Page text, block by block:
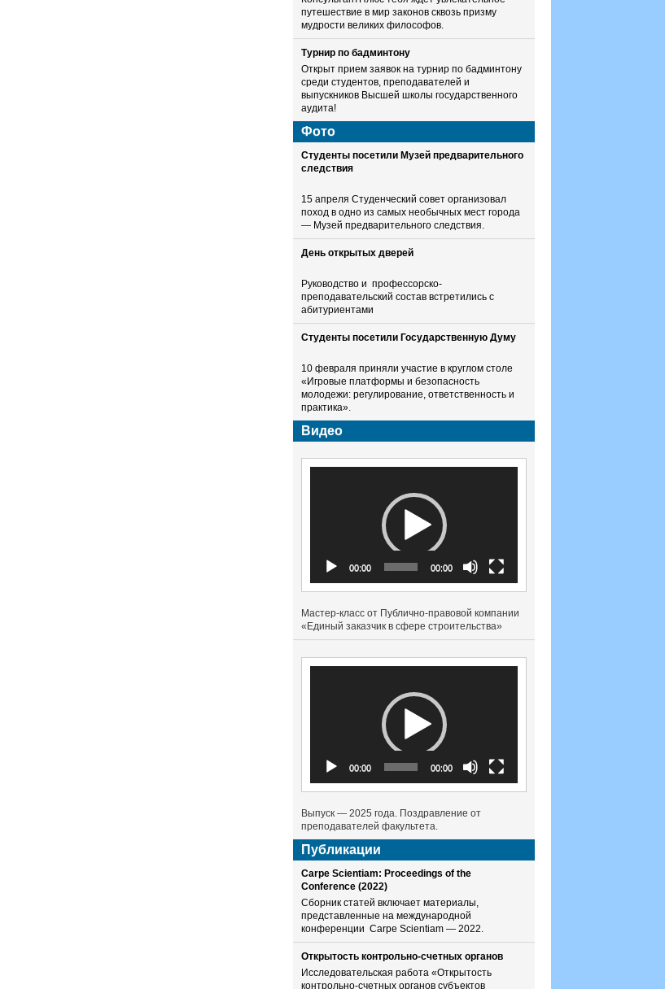
путешествие в мир законов сквозь призму
мудрости великих философов.
Турнир по бадминтону
Открыт прием заявок на турнир по бадминтону
среди студентов, преподавателей и
выпускников Высшей школы государственного
аудита!
Фото
Студенты посетили Музей предварительного
следствия
15 апреля Студенческий совет организовал
поход в одно из самых необычных мест города
— Музей предварительного следствия.
День открытых дверей
Руководство и профессорско-
преподавательский состав встретились с
абитуриентами
Студенты посетили Государственную Думу
10 февраля приняли участие в круглом столе
«Игровые платформы и безопасность
молодежи: регулирование, ответственность и
практика».
Видео
00:00 00:00
Мастер-класс от Публично-правовой компании
«Единый заказчик в сфере строительства»
00:00 00:00
Выпуск — 2025 года. Поздравление от
преподавателей факультета.
Публикации
Carpe Scientiam: Proceedings of the
Conference (2022)
Сборник статей включает материалы,
представленные на международной
конференции Carpe Scientiam — 2022.
Открытость контрольно-счетных органов
Исследовательская работа «Открытость
контрольно-счетных органов субъектов